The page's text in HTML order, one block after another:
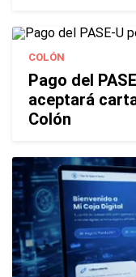
COLÓN
Pago del
aceptará
Colón